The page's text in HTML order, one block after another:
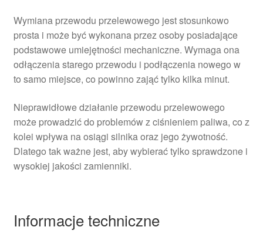
Wymiana przewodu przelewowego jest stosunkowo
prosta i może być wykonana przez osoby posiadające
podstawowe umiejętności mechaniczne. Wymaga ona
odłączenia starego przewodu i podłączenia nowego w
to samo miejsce, co powinno zająć tylko kilka minut.
Nieprawidłowe działanie przewodu przelewowego
może prowadzić do problemów z ciśnieniem paliwa, co z
kolei wpływa na osiągi silnika oraz jego żywotność.
Dlatego tak ważne jest, aby wybierać tylko sprawdzone i
wysokiej jakości zamienniki.
Informacje techniczne